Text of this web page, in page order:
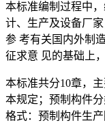
本标准编制过程中
计、生产及设备厂
参 考有关国内外制
征求意 见的基础上
本标准共分10章，
本规定；预制构件
格式：预制构件生